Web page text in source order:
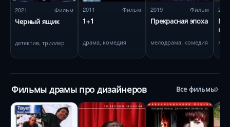
2021 Фильм
Черный ящик
детектив, триллер
2011 Фильм
1+1
драма, комедия
2019 Фильм
Прекрасная эпоха
мелодрама, комедия
2015
Фильмы драмы про дизайнеров Все фильмы